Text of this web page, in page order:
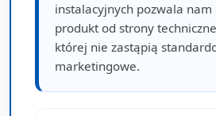
instalacyjnych pozwala nam
produkt od strony
której nie zastąpią
marketingowe.